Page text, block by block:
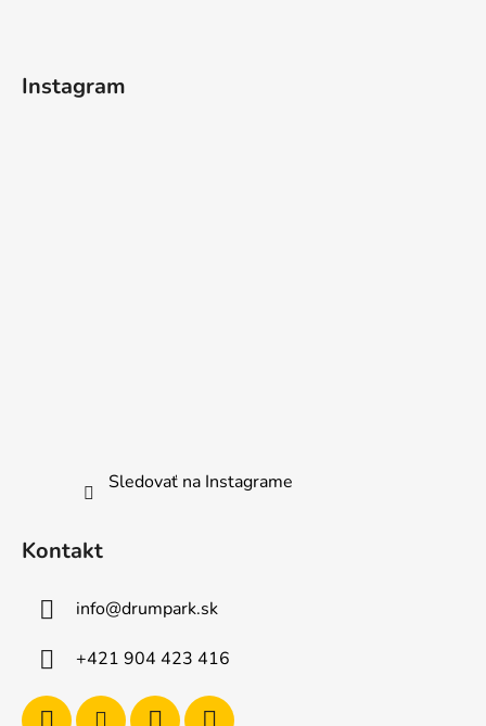
Instagram
Sledovať na Instagrame
Kontakt
info@drumpark.sk
+421 904 423 416